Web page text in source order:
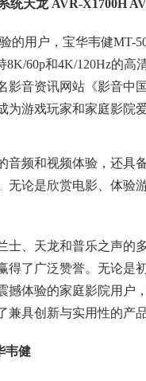
统天龙 AVR-X1700H
的用户，宝华韦健MT-
60p和4K/120Hz的
影音资讯网站《影音中
为游戏玩家和家庭影院
音频和视频体验，还具
无论是欣赏电影、体验
士、天龙和普乐之声的
得了广泛赞誉。无论是
撼体验的家庭影院用户
兼具创新与实用性的产
韦健